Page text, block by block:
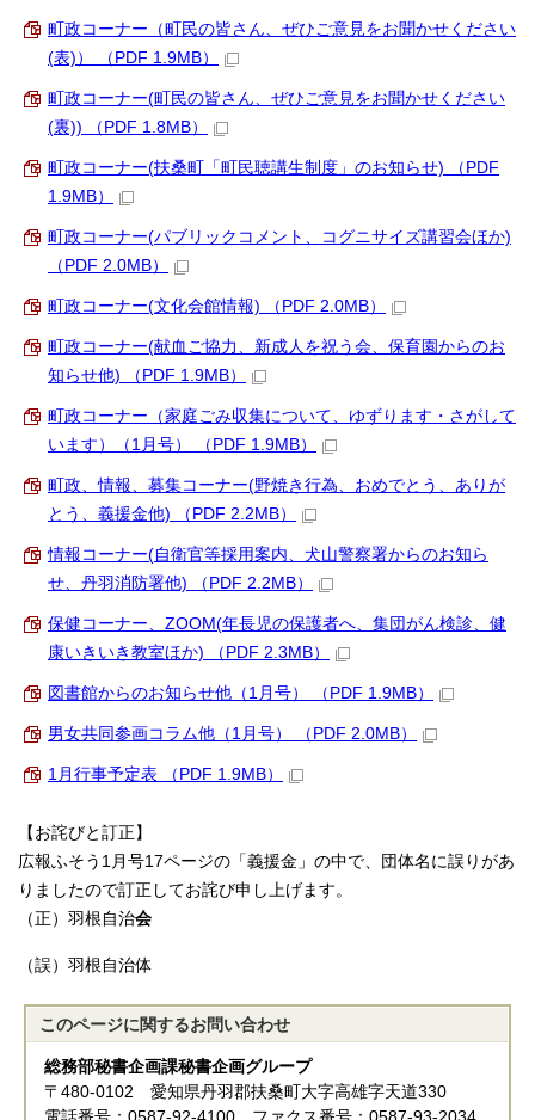
町政コーナー（町民の皆さん、ぜひご意見をお聞かせください
(表)） （PDF 1.9MB）
町政コーナー(町民の皆さん、ぜひご意見をお聞かせください
(裏)) （PDF 1.8MB）
町政コーナー(扶桑町「町民聴講生制度」のお知らせ) （PDF
1.9MB）
町政コーナー(パブリックコメント、コグニサイズ講習会ほか)
（PDF 2.0MB）
町政コーナー(文化会館情報) （PDF 2.0MB）
町政コーナー(献血ご協力、新成人を祝う会、保育園からのお
知らせ他) （PDF 1.9MB）
町政コーナー（家庭ごみ収集について、ゆずります・さがして
います）（1月号） （PDF 1.9MB）
町政、情報、募集コーナー(野焼き行為、おめでとう、ありが
とう、義援金他) （PDF 2.2MB）
情報コーナー(自衛官等採用案内、犬山警察署からのお知ら
せ、丹羽消防署他) （PDF 2.2MB）
保健コーナー、ZOOM(年長児の保護者へ、集団がん検診、健
康いきいき教室ほか) （PDF 2.3MB）
図書館からのお知らせ他（1月号） （PDF 1.9MB）
男女共同参画コラム他（1月号） （PDF 2.0MB）
1月行事予定表 （PDF 1.9MB）
【お詫びと訂正】
広報ふそう1月号17ページの「義援金」の中で、団体名に誤りがあ
りましたので訂正してお詫び申し上げます。
（正）羽根自治会
（誤）羽根自治体
このページに関するお問い合わせ
総務部秘書企画課秘書企画グループ
〒480-0102 愛知県丹羽郡扶桑町大字高雄字天道330